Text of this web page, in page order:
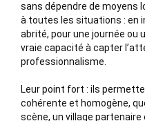
sans dépendre de moyens
à toutes les situations : en
abrité, pour une journée ou
vraie capacité à capter
professionnalisme.
Leur point fort : ils
cohérente et homogène,
scène, un village